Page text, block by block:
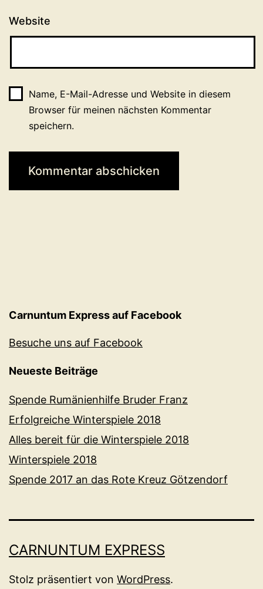
Website
Name, E-Mail-Adresse und Website in diesem
Browser für meinen nächsten Kommentar
speichern.
Carnuntum Express auf Facebook
Besuche uns auf Facebook
Neueste Beiträge
Spende Rumänienhilfe Bruder Franz
Erfolgreiche Winterspiele 2018
Alles bereit für die Winterspiele 2018
Winterspiele 2018
Spende 2017 an das Rote Kreuz Götzendorf
CARNUNTUM EXPRESS
Stolz präsentiert von WordPress.